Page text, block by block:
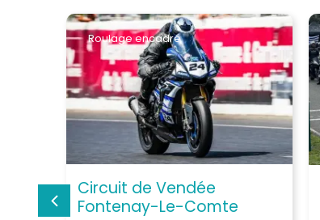
Roulage encadré
Circuit de Vendée
Fontenay-Le-Comte